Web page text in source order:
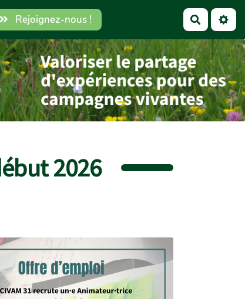
Rejoignez-nous !
2026